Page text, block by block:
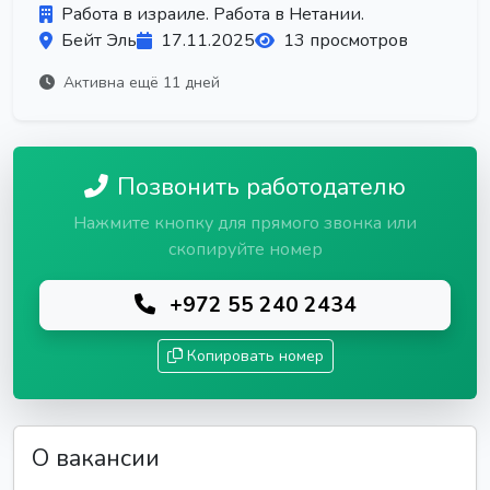
Работа в израиле. Работа в Нетании.
Бейт Эль
17.11.2025 13 просмотров
Активна ещё 11 дней
Позвонить работодателю
Нажмите кнопку для прямого звонка или
скопируйте номер
+972 55 240 2434
Копировать номер
О вакансии